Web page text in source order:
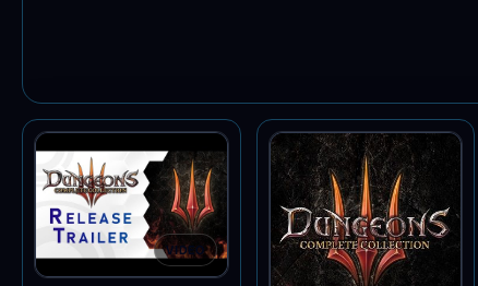
VIDEO